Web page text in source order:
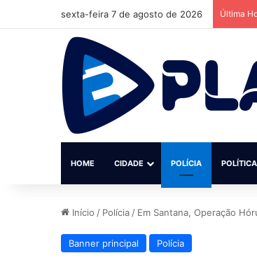
sexta-feira 7 de agosto de 2026 Última
HOME CIDADE POLÍCIA POLÍTICA
Início / Polícia / Em Santana, Operação
Banner principal Polícia